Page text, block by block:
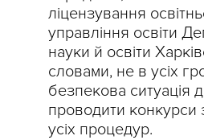
ліцензування
управління освіти
науки й освіти
словами, не в усіх
безпекова ситуація
проводити конкурси
усіх процедур.